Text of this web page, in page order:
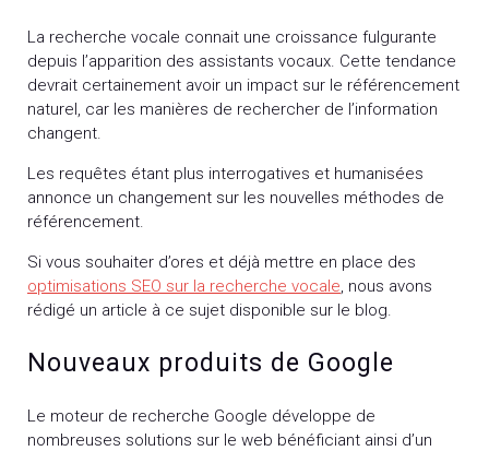
La recherche vocale connait une croissance fulgurante
depuis l’apparition des assistants vocaux. Cette tendance
devrait certainement avoir un impact sur le référencement
naturel, car les manières de rechercher de l’information
changent.
Les requêtes étant plus interrogatives et humanisées
annonce un changement sur les nouvelles méthodes de
référencement.
Si vous souhaiter d’ores et déjà mettre en place des
optimisations SEO sur la recherche vocale , nous avons
rédigé un article à ce sujet disponible sur le blog.
Nouveaux produits de Google
Le moteur de recherche Google développe de
nombreuses solutions sur le web bénéficiant ainsi d’un